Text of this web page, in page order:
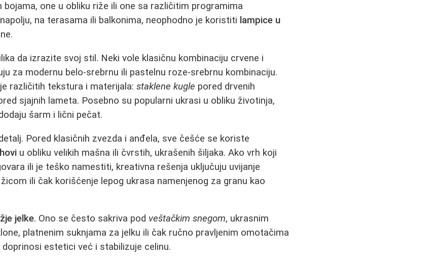
bojama, one u obliku riže ili one sa različitim programima
na terasama ili balkonima, neophodno je koristiti lampice u
da izrazite svoj stil. Neki vole klasičnu kombinaciju crvene i
za modernu belo-srebrnu ili pastelnu roze-srebrnu kombinaciju.
različitih tekstura i materijala:staklene kugle pored drvenih
sjajnih lameta. Posebno su popularni ukrasi u obliku životinja,
šarm i lični pečat.
Pored klasičnih zvezda i anđela, sve češće se koriste
u obliku velikih mašna ili čvrstih, ukrašenih šiljaka. Ako vrh koji
ili je teško namestiti, kreativna rešenja uključuju uvijanje
ili čak korišćenje lepog ukrasa namenjenog za granu kao
jelke. Ono se često sakriva pod veštačkim snegom, ukrasnim
platnenim suknjama za jelku ili čak ručno pravljenim omotačima
estetici već i stabilizuje celinu.